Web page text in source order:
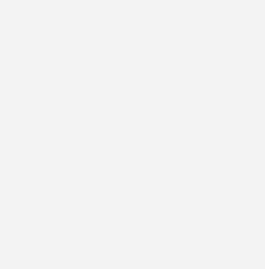
das neue
wird das Angebot
Kanäle und die
A2L Kältemitteln zum Einsatz in